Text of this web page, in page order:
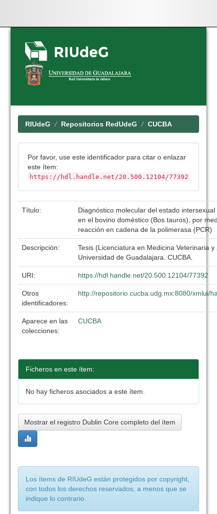
Skip
navigation
RIUdeG Repositorios RedUdeG CUCBA
Por favor, use este identificador para citar o enlazar
este ítem:
https://hdl.handle.net/20.500.12104/77392
Título:
Diagnóstico molecular del estado
en el bovino doméstico (Bos tauros), por
reacción en cadena de la polimerasa (PCR)
Descripción:
Tesis (Licenciatura en Medicina Veterinaria
Universidad de Guadalajara. CUCBA.
URI: https://hdl.handle.net/20.500.12104/77392
Otros
identificadores:
http://repositorio.cucba.udg.mx:8080/xmlui/
Aparece en las
colecciones:
CUCBA
Ficheros en este ítem:
No hay ficheros asociados a este ítem.
Mostrar el registro Dublin Core completo del ítem
Los ítems de RIUdeG están protegidos por copyright,
con todos los derechos reservados, a menos que se
indique lo contrario.